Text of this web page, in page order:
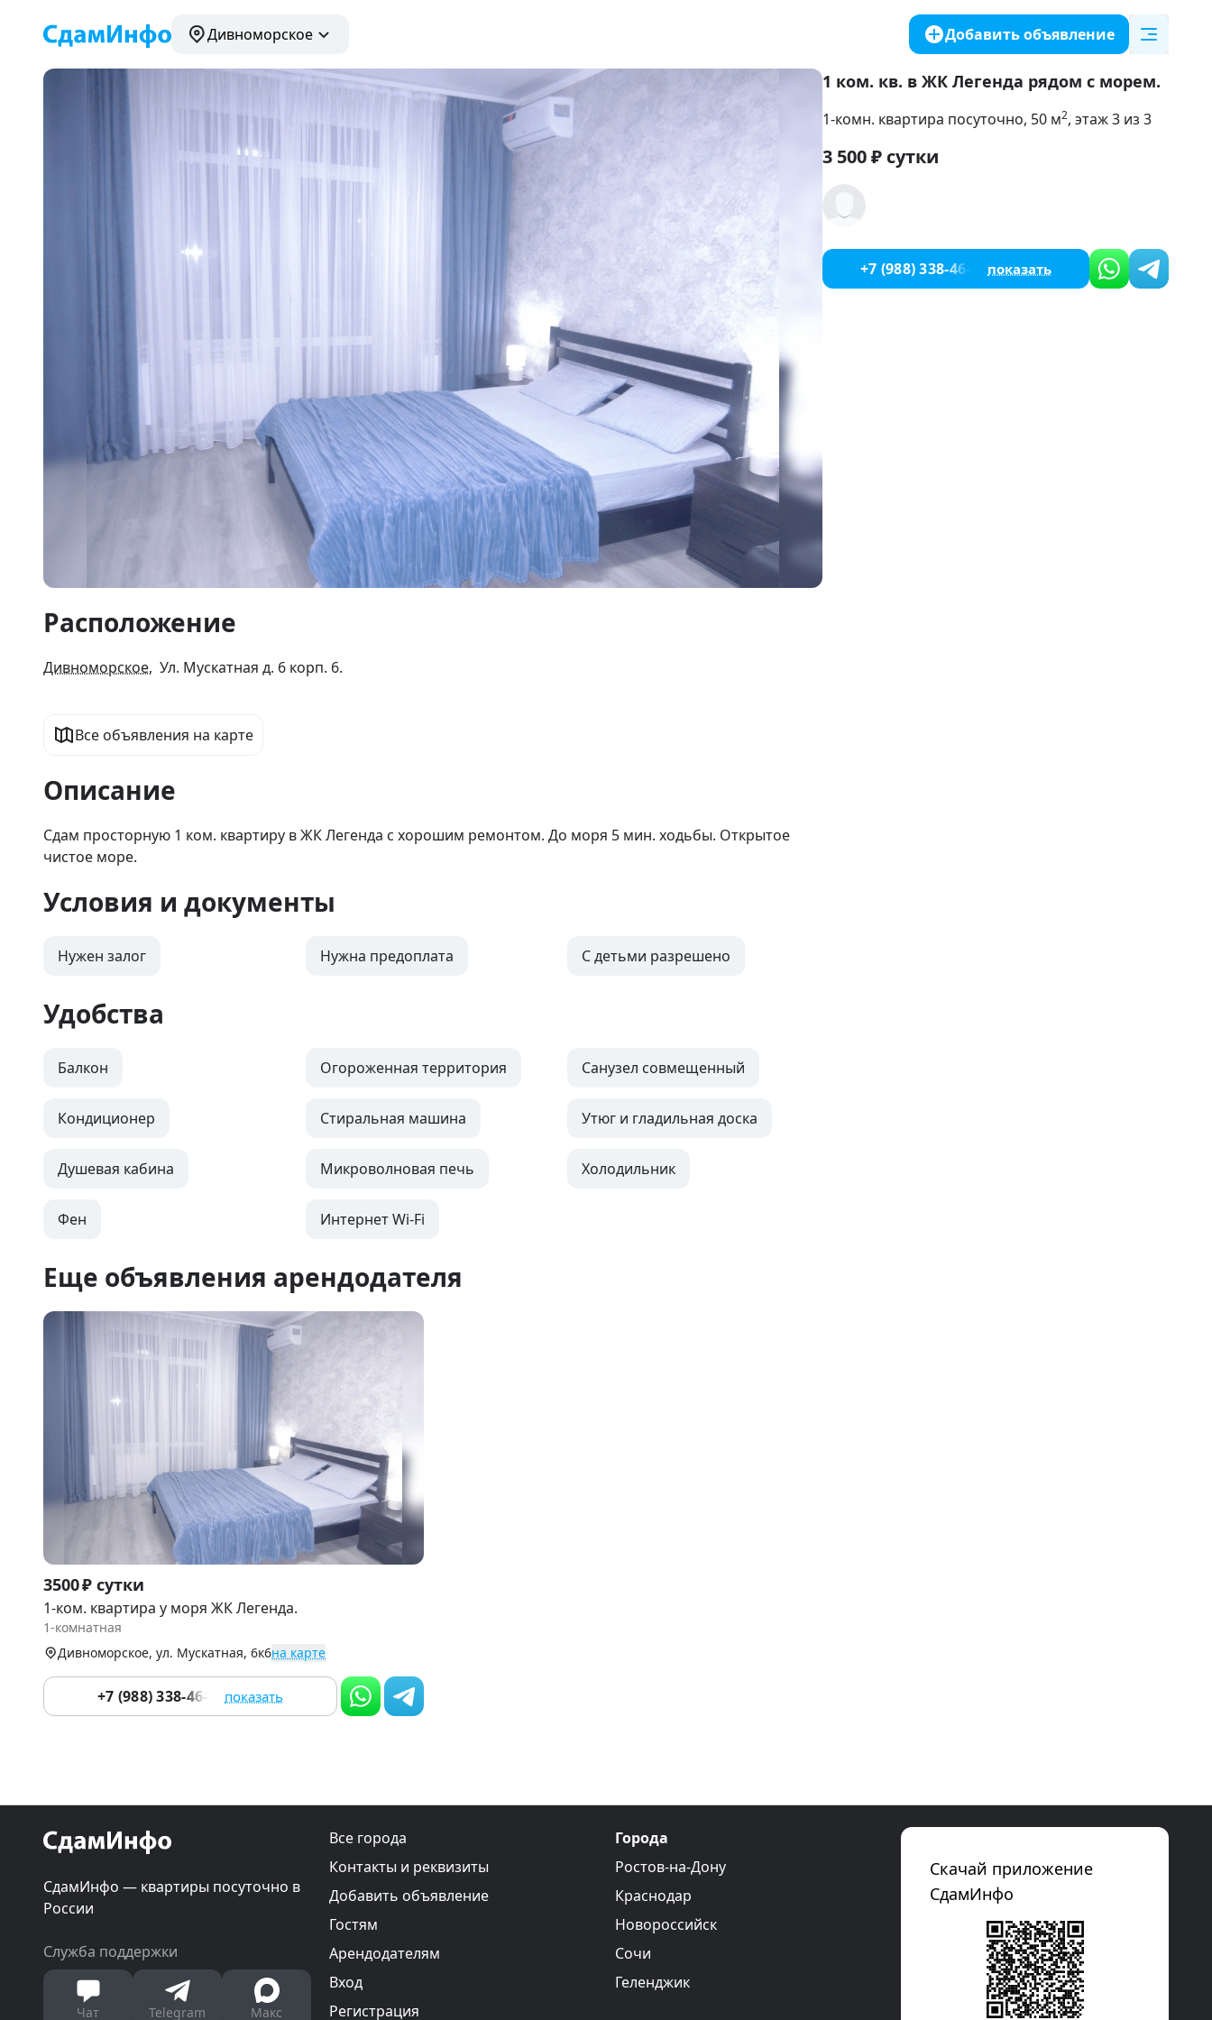
Дивноморское Добавить объявление
1
13
Расположение
Дивноморское, Ул. Мускатная д. 6 корп. 6.
Все объявления на карте
Описание
Сдам просторную 1 ком. квартиру в ЖК Легенда с хорошим ремонтом. До моря 5 мин. ходьбы. Открытое
чистое море.
Условия и документы
Нужен залог Нужна предоплата С детьми разрешено
Удобства
Балкон Огороженная территория Санузел совмещенный
Кондиционер Стиральная машина Утюг и гладильная доска
Душевая кабина Микроволновая печь Холодильник
Фен Интернет Wi-Fi
Еще объявления арендодателя
Item
1
of
3500 ₽ сутки
1-ком. квартира у моря ЖК Легенда.
1-комнатная
Дивноморское, ул. Мускатная, 6к6на карте
+7 (988) 338-46-50 показать
1 ком. кв. в ЖК Легенда рядом с морем.
1-комн. квартира посуточно, 50 м2, этаж 3 из 3
3 500₽ сутки
+7 (988) 338-46-50 показать
СдамИнфо — квартиры посуточно в
России
Служба поддержки
Чат Telegram Макс
Все города
Контакты и реквизиты
Добавить объявление
Гостям
Арендодателям
Вход
Регистрация
Города
Ростов-на-Дону
Краснодар
Новороссийск
Сочи
Геленджик
Скачай приложение
СдамИнфо